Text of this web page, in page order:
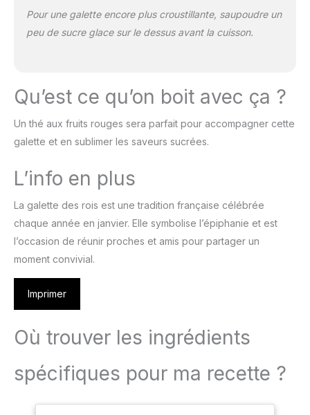
Pour une galette encore plus croustillante, saupoudre un
peu de sucre glace sur le dessus avant la cuisson.
Qu’est ce qu’on boit avec ça ?
Un thé aux fruits rouges sera parfait pour accompagner cette
galette et en sublimer les saveurs sucrées.
L’info en plus
La galette des rois est une tradition française célébrée
chaque année en janvier. Elle symbolise l’épiphanie et est
l’occasion de réunir proches et amis pour partager un
moment convivial.
Imprimer
Où trouver les ingrédients
spécifiques pour ma recette ?